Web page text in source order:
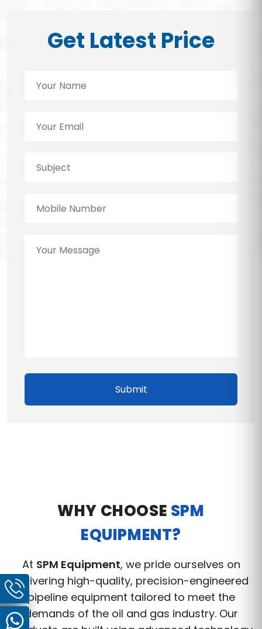
Get Latest Price
Submit
WHY CHOOSE SPM
EQUIPMENT?
At SPM Equipment, we pride ourselves on
delivering high-quality, precision-engineered
pipeline equipment tailored to meet the
demands of the oil and gas industry. Our